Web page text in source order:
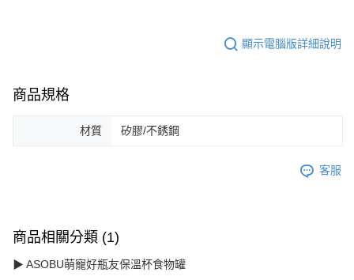
顯示電腦版詳細說明
商品規格
材質 矽膠/不銹鋼
客服
商品相關分類 (1)
▶ ASOBU萌寵好瓶友保溫杯食物罐